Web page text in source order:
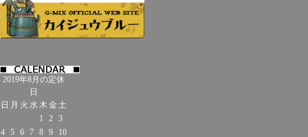
2019年8月の定休
日
日 月 火 水 木 金 土
1
2 3
4 5 6 7 8 9
10